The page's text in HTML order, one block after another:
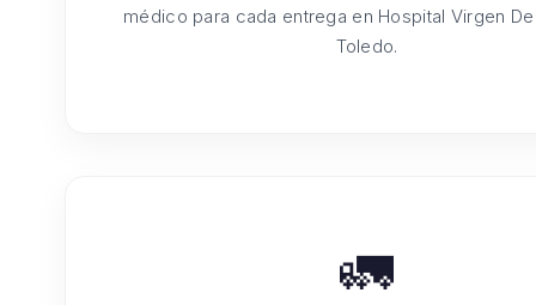
médico para cada entrega en Hospital Virgen De
Toledo.
🚛